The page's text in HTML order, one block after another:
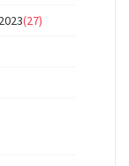
(27)